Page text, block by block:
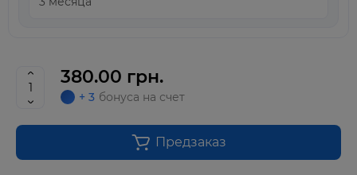
380.00 грн.
+ 3 бонуса на счет
Предзаказ